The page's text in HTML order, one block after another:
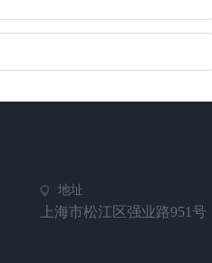
地址
上海市松江区强业路951号